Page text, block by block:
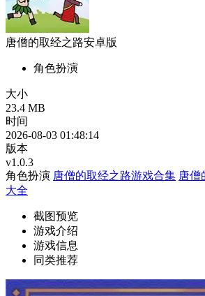
唐僧的取经之路安卓版
角色扮演
大小
23.4 MB
时间
2026-08-03 01:48:14
版本
v1.0.3
角色扮演 唐僧的取经之路游戏合集 唐僧
大全
截图预览
游戏介绍
游戏信息
同类推荐